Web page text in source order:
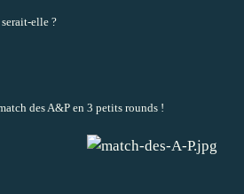
elle ?
des A&P en 3 petits rounds !